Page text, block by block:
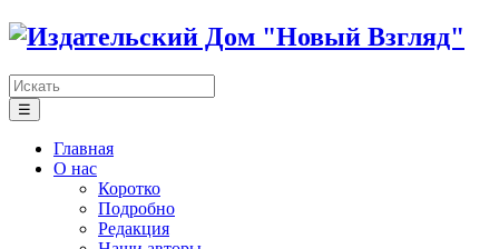
☰
Главная
О нас
Коротко
Подробно
Редакция